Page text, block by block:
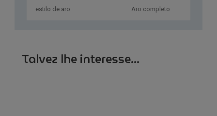
estilo de aro Aro completo
Talvez lhe interesse...